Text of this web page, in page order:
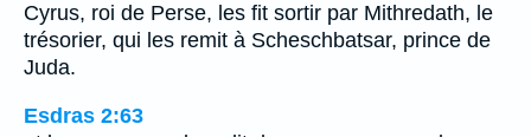
Cyrus, roi de Perse, les fit sortir par Mithredath, le
trésorier, qui les remit à Scheschbatsar, prince de
Juda.
Esdras 2:63